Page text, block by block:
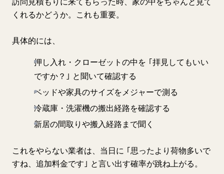
くれるかどうか。これも重要。
具体的には、
押し入れ・クローゼットの中を ｢拝見してもいい
ですか？｣ と聞いて確認する
ベッドや家具のサイズをメジャーで測る
冷蔵庫・洗濯機の搬出経路を確認する
新居の間取りや搬入経路まで聞く
これをやらない業者は、当日に ｢思ったより荷物多いで
すね、追加料金です｣ と言い出す確率が跳ね上がる。